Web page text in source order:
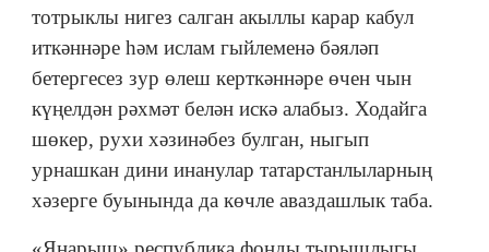
тотрыклы нигез салган акыллы карар кабул
иткәннәре һәм ислам гыйлеменә бәяләп
бетергесез зур өлеш керткәннәре өчен чын
күңелдән рәхмәт белән искә алабыз. Ходайга
шөкер, рухи хәзинәбез булган, ныгып
урнашкан дини инанулар татарстанлыларның
хәзерге буынында да көчле аваздашлык таба.